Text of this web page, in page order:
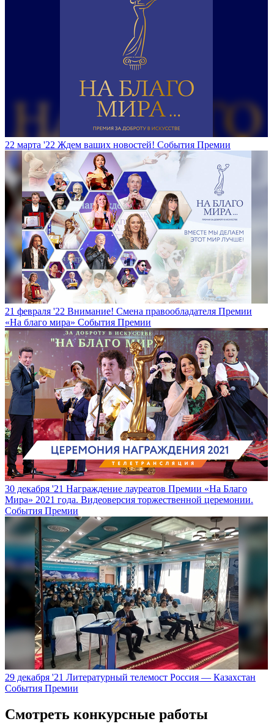
22 марта '22 Ждем ваших новостей! События Премии
21 февраля '22 Внимание! Смена правообладателя Премии
«На благо мира» События Премии
30 декабря '21 Награждение лауреатов Премии «На Благо
Мира» 2021 года. Видеоверсия торжественной церемонии.
События Премии
29 декабря '21 Литературный телемост Россия — Казахстан
События Премии
Смотреть конкурсные работы